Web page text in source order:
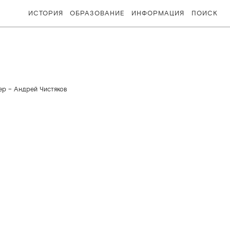
ИСТОРИЯ ОБРАЗОВАНИЕ ИНФОРМАЦИЯ ПОИСК